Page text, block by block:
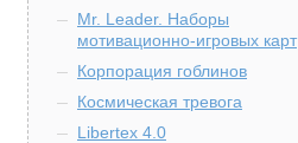
Mr. Leader. Наборы
мотивационно-игровых карт
Корпорация гоблинов
Космическая тревога
Libertex 4.0